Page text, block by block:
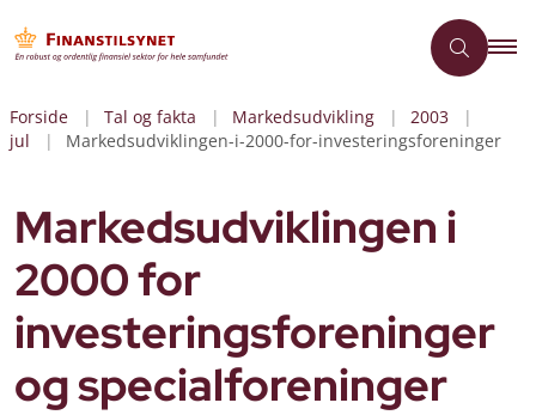
Forside Tal og fakta Markedsudvikling
2003
jul
Markedsudviklingen-i-2000-for-investeringsforeninger
Markedsudviklingen i
2000 for
investeringsforeninger
og specialforeninger